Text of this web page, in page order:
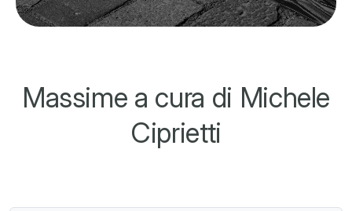
Massime a cura di Michele
Ciprietti